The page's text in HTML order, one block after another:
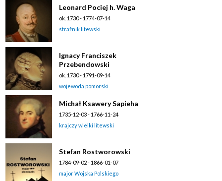
Leonard Pociej h. Waga
ok. 1730 - 1774-07-14
strażnik litewski
Ignacy Franciszek
Przebendowski
ok. 1730 - 1791-09-14
wojewoda pomorski
Michał Ksawery Sapieha
1735-12-03 - 1766-11-24
krajczy wielki litewski
Stefan Rostworowski
1784-09-02 - 1866-01-07
major Wojska Polskiego